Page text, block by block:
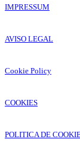
IMPRESSUM
AVISO LEGAL
Cookie Policy
COOKIES
POLITICA DE